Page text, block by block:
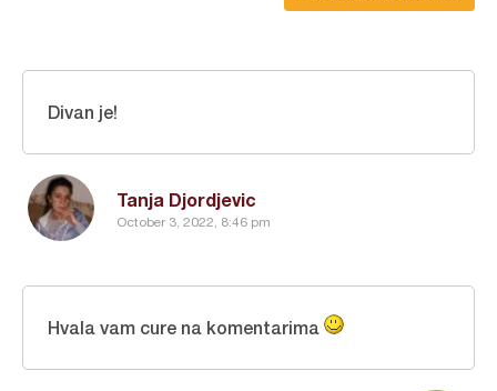
Tanja Djordjevic
October 3, 2022, 8:46 pm
Divan je!
Hvala vam cure na komentarima